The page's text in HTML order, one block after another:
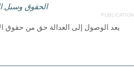
الحقوق وسبل
PUBLICATION
يعد الوصول إلى العدالة حق من حقوق